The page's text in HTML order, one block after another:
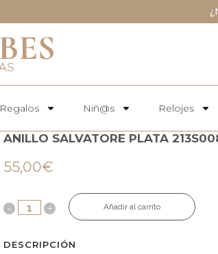
Regalos Niñ@s Relojes
ANILLO SALVATORE PLATA
55,00€
Añadir al carrito
DESCRIPCIÓN